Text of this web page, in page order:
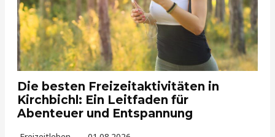
Die besten Freizeitaktivitäten in
Kirchbichl: Ein Leitfaden für
Abenteuer und Entspannung